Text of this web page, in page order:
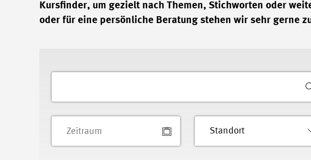
Kursfinder, um gezielt nach Themen, Stichworten oder
oder für eine persönliche Beratung stehen wir sehr gerne
Standort